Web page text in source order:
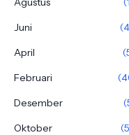
Juni
April
Februari
Desember
Oktober